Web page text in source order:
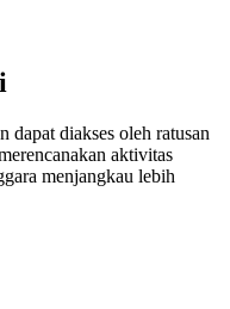
dapat diakses oleh ratusan
aktivitas
menjangkau lebih